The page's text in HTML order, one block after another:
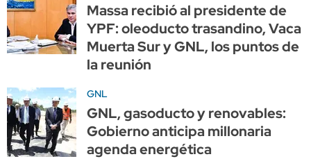
Massa recibió al presidente de
YPF: oleoducto trasandino, Vaca
Muerta Sur y GNL, los puntos de
la reunión
GNL
GNL, gasoducto y renovables:
Gobierno anticipa millonaria
agenda energética